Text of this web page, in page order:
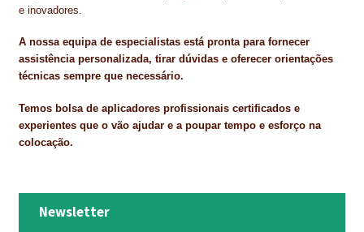
e inovadores.
A nossa equipa de especialistas está pronta para fornecer
assistência personalizada, tirar dúvidas e oferecer orientações
técnicas sempre que necessário.
Temos bolsa de aplicadores profissionais certificados e
experientes que o vão ajudar e a poupar tempo e esforço na
colocação.
Newsletter